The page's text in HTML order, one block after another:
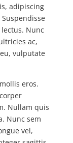
adipiscing
Nunc
ac,
vulputate
eros.
Nullam quis
Nunc sem
vel,